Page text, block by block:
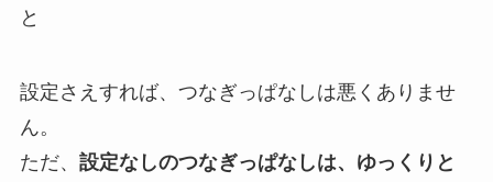
と
設定さえすれば、つなぎっぱなしは悪くありませ
ん。
ただ、 設定なしのつなぎっぱなしは、ゆっくりと